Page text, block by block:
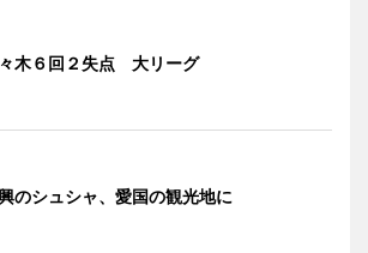
木６回２失点 大リーグ
のシュシャ、愛国の観光地に